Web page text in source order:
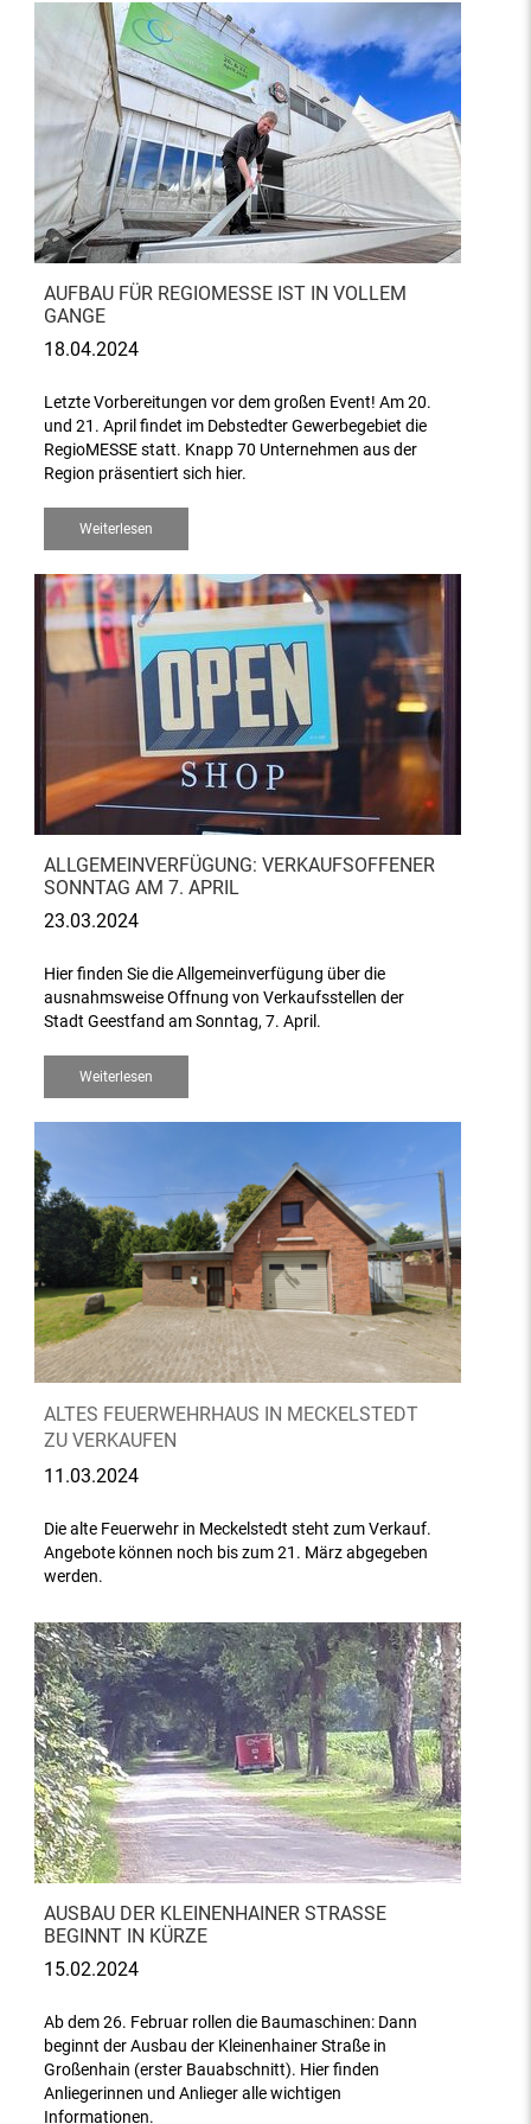
AUFBAU FÜR REGIOMESSE IST IN VOLLEM
GANGE
18.04.2024
Letzte Vorbereitungen vor dem großen Event! Am 20.
und 21. April findet im Debstedter Gewerbegebiet die
RegioMESSE statt. Knapp 70 Unternehmen aus der
Region präsentiert sich hier.
Weiterlesen
ALLGEMEINVERFÜGUNG: VERKAUFSOFFENER
SONNTAG AM 7. APRIL
23.03.2024
Hier finden Sie die Allgemeinverfügung über die
ausnahmsweise Offnung von Verkaufsstellen der
Stadt Geestfand am Sonntag, 7. April.
Weiterlesen
ALTES FEUERWEHRHAUS IN MECKELSTEDT
ZU VERKAUFEN
11.03.2024
Die alte Feuerwehr in Meckelstedt steht zum Verkauf.
Angebote können noch bis zum 21. März abgegeben
werden.
AUSBAU DER KLEINENHAINER STRASSE B
EGINNT IN KÜRZE
15.02.2024
Ab dem 26. Februar rollen die Baumaschinen: Dann
beginnt der Ausbau der Kleinenhainer Straße in
Großenhain (erster Bauabschnitt). Hier finden
Anliegerinnen und Anlieger alle wichtigen
Informationen.